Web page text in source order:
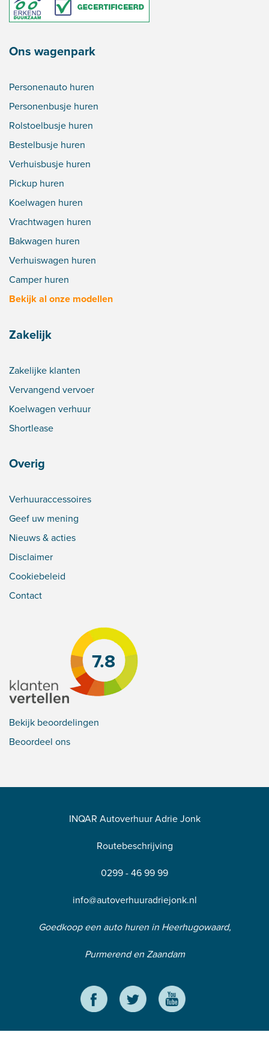
Ons wagenpark
Personenauto huren
Personenbusje huren
Rolstoelbusje huren
Bestelbusje huren
Verhuisbusje huren
Pickup huren
Koelwagen huren
Vrachtwagen huren
Bakwagen huren
Verhuiswagen huren
Camper huren
Bekijk al onze modellen
Zakelijk
Zakelijke klanten
Vervangend vervoer
Koelwagen verhuur
Shortlease
Overig
Verhuuraccessoires
Geef uw mening
Nieuws & acties
Disclaimer
Cookiebeleid
Contact
7.8
Bekijk beoordelingen
Beoordeel ons
INQAR Autoverhuur Adrie Jonk
Routebeschrijving
0299 - 46 99 99
info@autoverhuuradriejonk.nl
Goedkoop een auto huren in Heerhugowaard,
Purmerend en Zaandam